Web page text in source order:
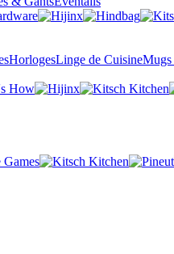
HorlogesLinge de CuisineMugs